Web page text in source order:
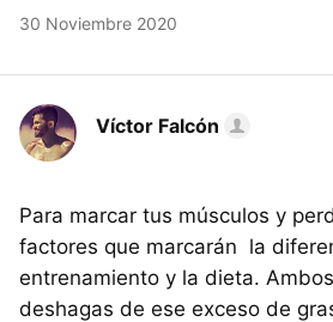
30 Noviembre 2020
Víctor Falcón
Para marcar tus músculos y
factores que marcarán la
entrenamiento y la dieta.
deshagas de ese exceso de